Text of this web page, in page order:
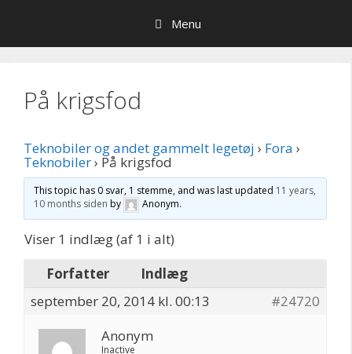
indhold
Menu
På krigsfod
Teknobiler og andet gammelt legetøj › Fora ›
Teknobiler› På krigsfod
This topic has 0 svar, 1 stemme, and was last updated 11 years,
10 months siden by Anonym.
Viser 1 indlæg (af 1 i alt)
Forfatter
Indlæg
september 20, 2014 kl. 00:13
#24720
Anonym
Inactive